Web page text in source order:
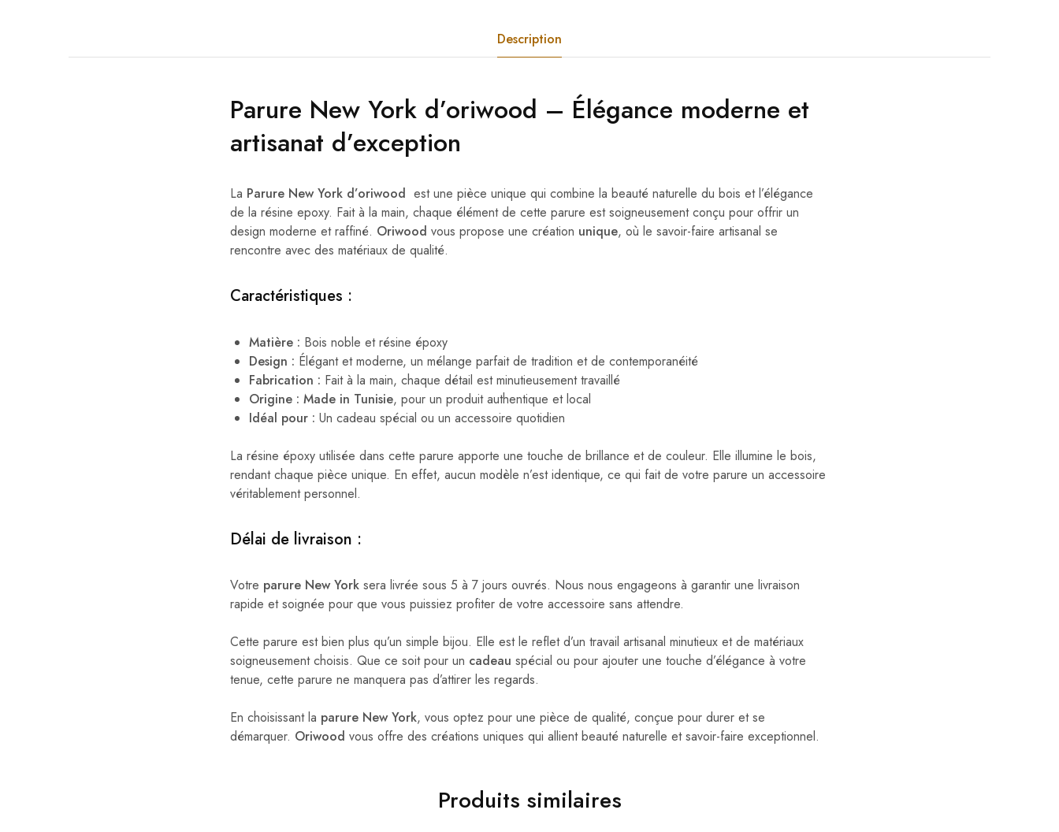
Description
Parure New York d’oriwood – Élégance moderne et
artisanat d’exception
La Parure New York d’oriwood est une pièce unique qui combine la beauté naturelle du bois et l’élégance
de la résine epoxy. Fait à la main, chaque élément de cette parure est soigneusement conçu pour offrir un
design moderne et raffiné. Oriwood vous propose une création unique, où le savoir-faire artisanal se
rencontre avec des matériaux de qualité.
Caractéristiques :
Matière : Bois noble et résine époxy
Design : Élégant et moderne, un mélange parfait de tradition et de contemporanéité
Fabrication : Fait à la main, chaque détail est minutieusement travaillé
Origine : Made in Tunisie, pour un produit authentique et local
Idéal pour : Un cadeau spécial ou un accessoire quotidien
La résine époxy utilisée dans cette parure apporte une touche de brillance et de couleur. Elle illumine le bois,
rendant chaque pièce unique. En effet, aucun modèle n’est identique, ce qui fait de votre parure un accessoire
véritablement personnel.
Délai de livraison :
Votre parure New York sera livrée sous 5 à 7 jours ouvrés. Nous nous engageons à garantir une livraison
rapide et soignée pour que vous puissiez profiter de votre accessoire sans attendre.
Cette parure est bien plus qu’un simple bijou. Elle est le reflet d’un travail artisanal minutieux et de matériaux
soigneusement choisis. Que ce soit pour un cadeau spécial ou pour ajouter une touche d’élégance à votre
tenue, cette parure ne manquera pas d’attirer les regards.
En choisissant la parure New York, vous optez pour une pièce de qualité, conçue pour durer et se
démarquer. Oriwood vous offre des créations uniques qui allient beauté naturelle et savoir-faire exceptionnel.
Produits similaires